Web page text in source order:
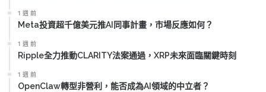
1 週 前
Meta投資超千億美元推AI同事計畫，市場反應如何？
1 週 前
Ripple全力推動CLARITY法案通過，XRP未來面臨關鍵時刻
1 週 前
OpenClaw轉型非營利，能否成為AI領域的中立者？